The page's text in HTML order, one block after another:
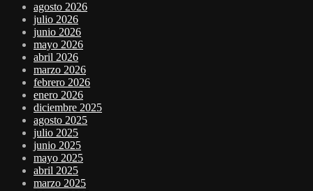
agosto 2026
julio 2026
junio 2026
mayo 2026
abril 2026
marzo 2026
febrero 2026
enero 2026
diciembre 2025
agosto 2025
julio 2025
junio 2025
mayo 2025
abril 2025
marzo 2025